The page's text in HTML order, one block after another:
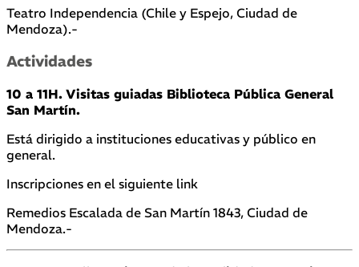
Teatro Independencia (Chile y Espejo, Ciudad de
Mendoza).-
Actividades
10 a 11H. Visitas guiadas Biblioteca Pública General
San Martín.
Está dirigido a instituciones educativas y público en
general.
Inscripciones en el siguiente link
Remedios Escalada de San Martín 1843, Ciudad de
Mendoza.-